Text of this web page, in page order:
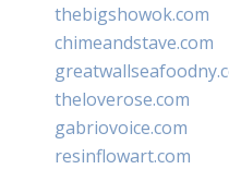
thebigshowok.com
chimeandstave.com
theloverose.com
gabriovoice.com
resinflowart.com